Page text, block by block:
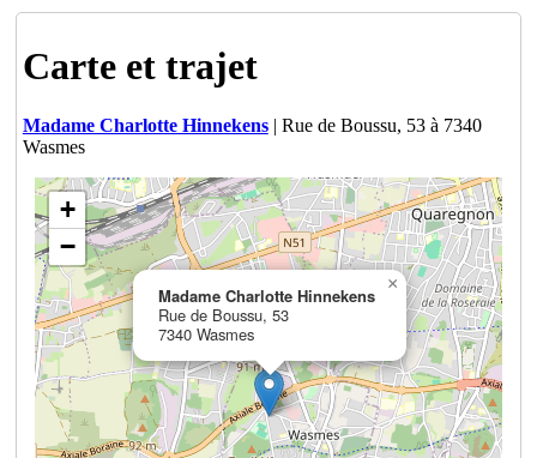
Carte et trajet
Madame Charlotte Hinnekens| Rue de Boussu, 53 à 7340
Wasmes
Madame Charlotte Hinnekens
Rue de Boussu, 53
7340 Wasmes
×
+
−